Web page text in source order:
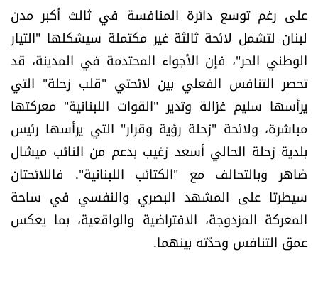
خاص الموقع
كتّابنا
تحت المجهر
آراء
اقتصاد
العالم
الصحافة الإسرائيلية
على رغم توسع دائرة المنافسة في ثالث أكبر مدن
لبنان لتشمل لائحة ثالثة غير مكتملة سيشكلها "التيار
الوطني الحر"، فإن الأجواء المحتدمة في المدينة، قد
تحصر التنافس الفعلي بين لائحتي "قلب زحلة" التي
يرأسها سليم غزالة وتدير "القوات اللبنانية" معركتها
مباشرة، ولائحة "زحلة رؤية وقرار" التي يرأسها رئيس
بلدية زحلة الحالي أسعد زغيب بدعم من النائب ميشال
ضاهر وبالتحالف مع "الكتائب اللبنانية". فاللائحتان
سيطرتا على المشهد البصري والنفسي في ساحة
المعركة المزدوجة، الافتراضية والواقعية، بما يعكس
عمق التنافس وحدّته بينهما.